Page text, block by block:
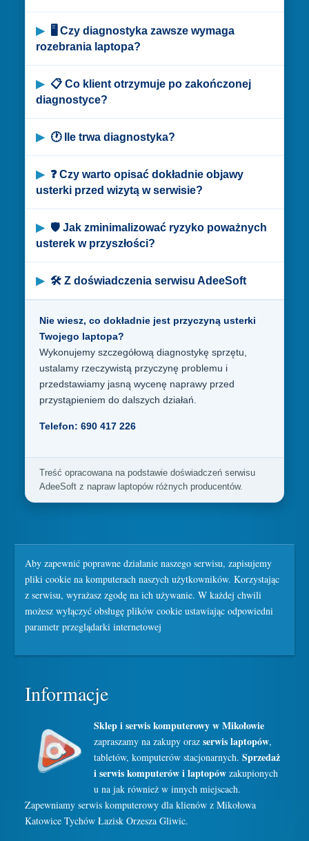
🖥 Czy diagnostyka zawsze wymaga
rozebrania laptopa?
📋 Co klient otrzymuje po zakończonej
diagnostyce?
🕐 Ile trwa diagnostyka?
❓ Czy warto opisać dokładnie objawy
usterki przed wizytą w serwisie?
🛡 Jak zminimalizować ryzyko poważnych
usterek w przyszłości?
🛠 Z doświadczenia serwisu AdeeSoft
Nie wiesz, co dokładnie jest przyczyną usterki
Twojego laptopa?
Wykonujemy szczegółową diagnostykę sprzętu,
ustalamy rzeczywistą przyczynę problemu i
przedstawiamy jasną wycenę naprawy przed
przystąpieniem do dalszych działań.
Telefon: 690 417 226
Treść opracowana na podstawie doświadczeń serwisu
AdeeSoft z napraw laptopów różnych producentów.
Aby zapewnić poprawne działanie naszego serwisu, zapisujemy
pliki cookie na komputerach naszych użytkowników. Korzystając
z serwisu, wyrażasz zgodę na ich używanie. W każdej chwili
możesz wyłączyć obsługę plików cookie ustawiając odpowiedni
parametr przeglądarki internetowej
Informacje
Sklep i serwis komputerowy w Mikołowie
zapraszamy na zakupy orazserwis laptopów,
tabletów, komputerów stacjonarnych.Sprzedaż
i serwis komputerów i laptopów zakupionych
u na jak również w innych miejscach.
Zapewniamy serwis komputerowy dla klienów z Mikołowa
Katowice Tychów Łazisk Orzesza Gliwic.